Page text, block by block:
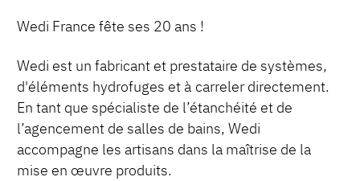
Wedi France fête ses 20 ans !
Wedi est un fabricant et prestataire de systèmes,
d'éléments hydrofuges et à carreler directement.
En tant que spécialiste de l’étanchéité et de
l’agencement de salles de bains, Wedi
accompagne les artisans dans la maîtrise de la
mise en œuvre produits.